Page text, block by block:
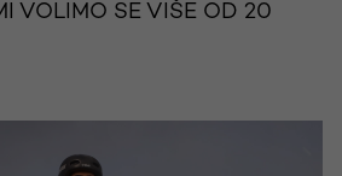
VOLIMO SE VIŠE OD 20